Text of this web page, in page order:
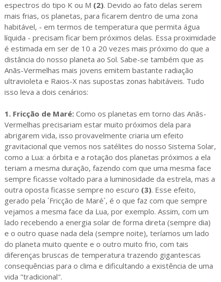
espectros do tipo K ou M (2). Devido ao fato delas serem
mais frias, os planetas, para ficarem dentro de uma zona
habitável, - em termos de temperatura que permita água
líquida - precisam ficar bem próximos delas. Essa proximidade
é estimada em ser de 10 a 20 vezes mais próximo do que a
distância do nosso planeta ao Sol. Sabe-se também que as
Anãs-Vermelhas mais jovens emitem bastante radiação
ultravioleta e Raios-X nas supostas zonas habitáveis. Tudo
isso leva a dois cenários:
1. Fricção de Maré:Como os planetas em torno das Anãs-
Vermelhas precisariam estar muito próximos dela para
abrigarem vida, isso provavelmente criaria um efeito
gravitacional que vemos nos satélites do nosso Sistema Solar,
como a Lua: a órbita e a rotação dos planetas próximos a ela
teriam a mesma duração, fazendo com que uma mesma face
sempre ficasse voltado para a luminosidade da estrela, mas a
outra oposta ficasse sempre no escuro (3). Esse efeito,
gerado pela ´Fricção de Maré´, é o que faz com que sempre
vejamos a mesma face da Lua, por exemplo. Assim, com um
lado recebendo a energia solar de forma direta (sempre dia)
e o outro quase nada dela (sempre noite), teríamos um lado
do planeta muito quente e o outro muito frio, com tais
diferenças bruscas de temperatura trazendo gigantescas
consequências para o clima e dificultando a existência de uma
vida "tradicional".